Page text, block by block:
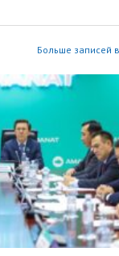
Больше записей